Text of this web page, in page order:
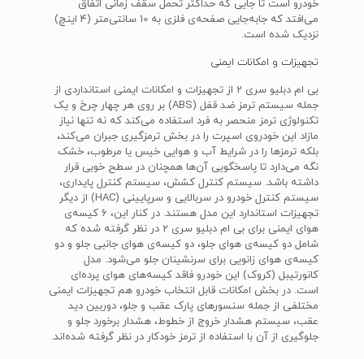
خودرو است تا جایی که حداکثر تحمل سقف زمانی اتفاق
می‌افتد که جابه‌جایی صفحه‌ی فلزی به 10 سانتی‌متر (4 اینچ)
نزدیک شده است.
تجهیزات و امکانات ایمنی
بی ام دبلیو سری 2 از تجهیزات و امکانات ایمنی استانداردی از
جمله سیستم ترمز ضد قفل (ABS) بر روی هر چهار چرخ و یک
تکنولوژی ترمز منحصر به فرد استفاده می‌کند که نه تنها نیاز
مازاد این خودروی اسپرت را در بخش ترمزگیری جبران می‌کند،
بلکه ترمزها را در شرایط آب و هوایی خیس یا مرطوب، خشک
نگه می‌دارد تا پاسخگویی آن‌ها همچنان در سطح خوبی قرار
داشته باشد. سیستم کنترل کشش، سیستم کنترل پایداری،
سیستم کنترل خودرو در سربالایی و سرپایینی (HAC) از دیگر
تجهیزات استاندارد این مدل هستند. در کنار این، 6 کیسه‌ی
هوای ایمنی برای بی ام دبلیو سری 2 در نظر گرفته شده که
شامل دو کیسه‌ی هوای جلو، دو کیسه‌ی هوای جانبی جلو و دو
کیسه‌ی هوای زانویی برای سرنشینان جلو می‌شود. مدل
کانورتیبل (کروک) این خودرو فاقد کیسه‌های هوای پرده‌ای
است. در بخش امکانات قابل انتخاب خودرو هم تجهیزات ایمنی
مختلفی از جمله سنسورهای پارک عقب و جلو، دوربین دید
عقب، سیستم هشدار خروج از خطوط، هشدار برخورد جلو و
جلوگیری از آن با استفاده از ترمز خودکار در نظر گرفته شده‌اند.